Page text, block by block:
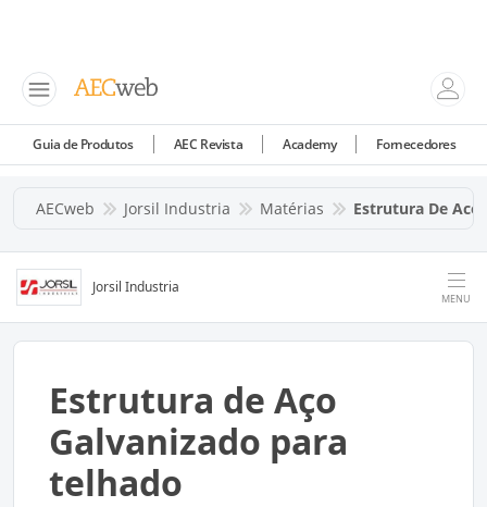
Guia de Produtos AEC Revista Academy Fornecedores
AECweb Jorsil Industria Matérias Estrutura De Aco
Jorsil Industria
MENU
Estrutura de Aço
Galvanizado para
telhado